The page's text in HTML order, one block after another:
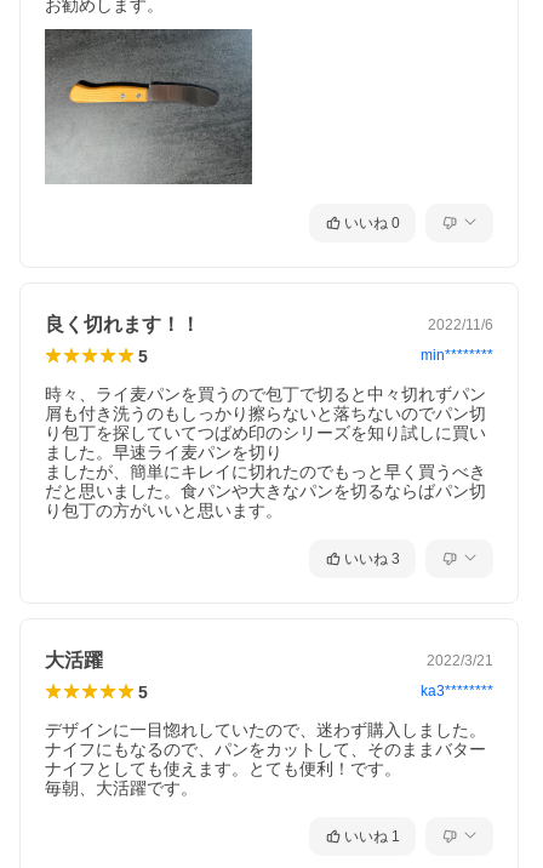
お勧めします。
いいね 0
良く切れます！！ 2022/11/6
5 min********
時々、ライ麦パンを買うので包丁で切ると中々切れずパン
屑も付き洗うのもしっかり擦らないと落ちないのでパン切
り包丁を探していてつばめ印のシリーズを知り試しに買い
ました。早速ライ麦パンを切り
ましたが、簡単にキレイに切れたのでもっと早く買うべき
だと思いました。食パンや大きなパンを切るならばパン切
いいね 3
大活躍 2022/3/21
5 ka3********
デザインに一目惚れしていたので、迷わず購入しました。
ナイフにもなるので、パンをカットして、そのままバター
ナイフとしても使えます。とても便利！です。
いいね 1